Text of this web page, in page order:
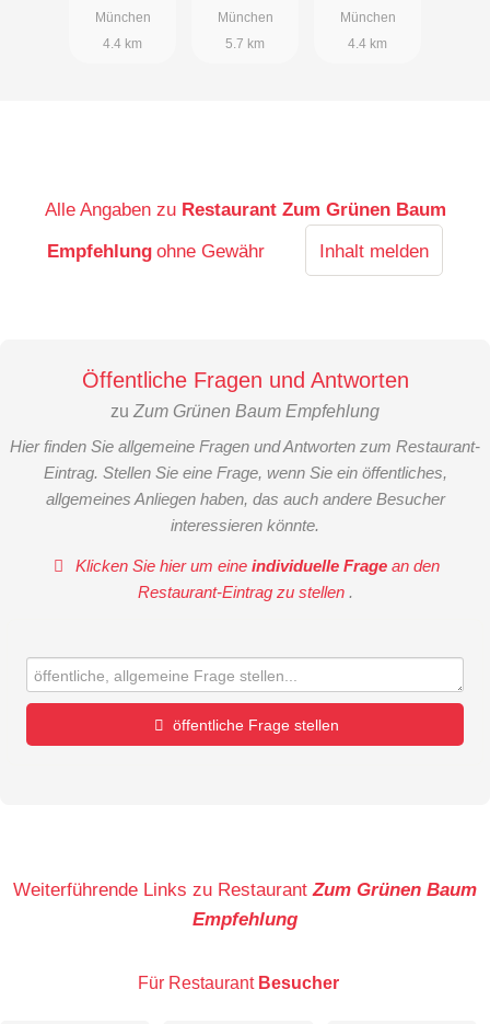
München
4.4 km
München
5.7 km
München
4.4 km
Alle Angaben zu Restaurant Zum Grünen Baum
Empfehlung ohne Gewähr Inhalt melden
Öffentliche Fragen und Antworten
zu Zum Grünen Baum Empfehlung
Hier finden Sie allgemeine Fragen und Antworten zum Restaurant-
Eintrag. Stellen Sie eine Frage, wenn Sie ein öffentliches,
allgemeines Anliegen haben, das auch andere Besucher
interessieren könnte.
Klicken Sie hier um eineindividuelle Frage an den
Restaurant-Eintrag zu stellen .
öffentliche Frage stellen
Weiterführende Links zu Restaurant Zum Grünen Baum
Empfehlung
Für Restaurant Besucher